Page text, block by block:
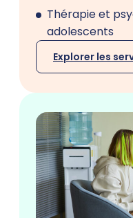
Thérapie et
adolescents
Explorer les